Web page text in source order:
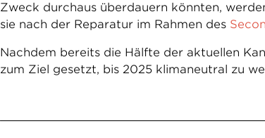
Zweck durchaus überdauern könnten,
sie nach der Reparatur im Rahmen des
Nachdem bereits die Hälfte der aktuellen
zum Ziel gesetzt, bis 2025 klimaneutral zu